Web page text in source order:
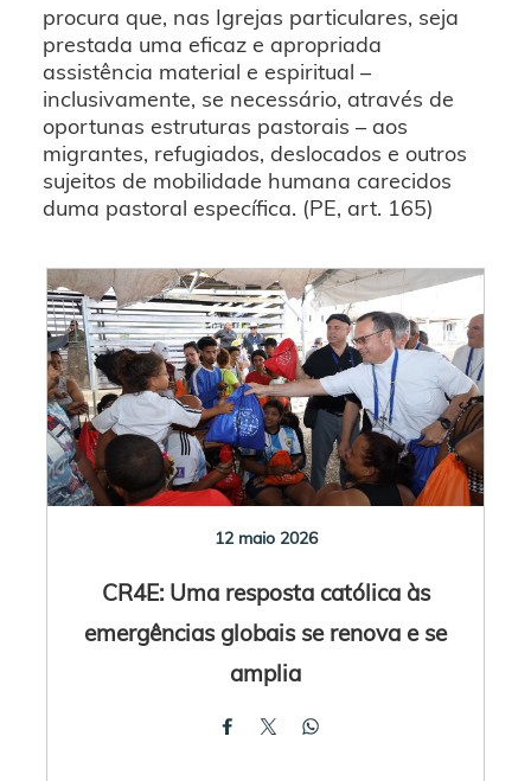
procura que, nas Igrejas particulares, seja
prestada uma eficaz e apropriada
assistência material e espiritual –
inclusivamente, se necessário, através de
oportunas estruturas pastorais – aos
migrantes, refugiados, deslocados e outros
sujeitos de mobilidade humana carecidos
duma pastoral específica. (PE, art. 165)
12 maio 2026
CR4E: Uma resposta católica às
emergências globais se renova e se
amplia